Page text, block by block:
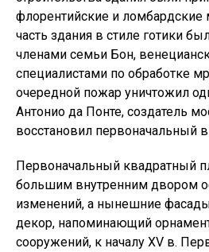
флорентийские и ломбардские
часть здания в стиле готики
членами семьи Бон,
специалистами по обработке
очередной пожар уничтожил
Антонио да Понте, создатель
восстановил первоначальный
Первоначальный квадратный
большим внутренним двором
изменений, а нынешние
декор, напоминающий
сооружений, к началу XV в.